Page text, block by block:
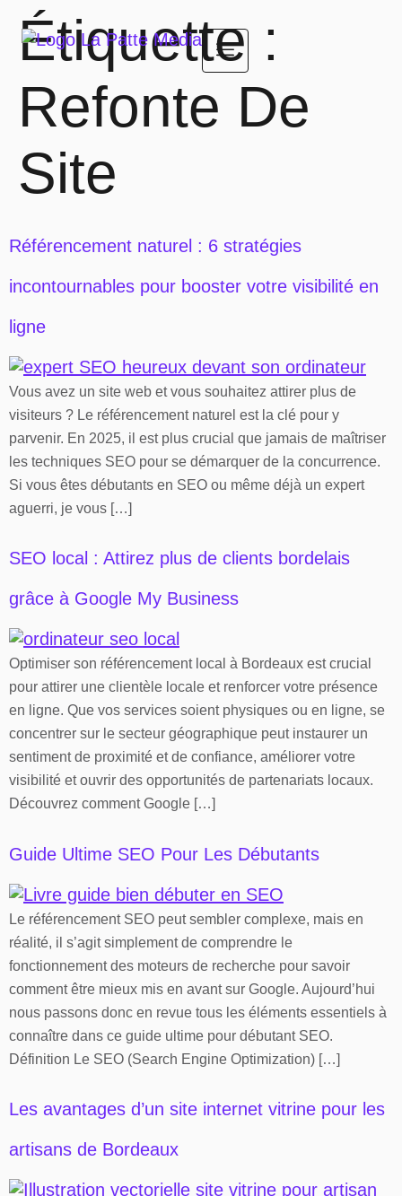
Étiquette :
Refonte De
Site
Référencement naturel : 6 stratégies
incontournables pour booster votre visibilité en
ligne
Vous avez un site web et vous souhaitez attirer plus de
visiteurs ? Le référencement naturel est la clé pour y
parvenir. En 2025, il est plus crucial que jamais de maîtriser
les techniques SEO pour se démarquer de la concurrence.
Si vous êtes débutants en SEO ou même déjà un expert
aguerri, je vous […]
SEO local : Attirez plus de clients bordelais
grâce à Google My Business
Optimiser son référencement local à Bordeaux est crucial
pour attirer une clientèle locale et renforcer votre présence
en ligne. Que vos services soient physiques ou en ligne, se
concentrer sur le secteur géographique peut instaurer un
sentiment de proximité et de confiance, améliorer votre
visibilité et ouvrir des opportunités de partenariats locaux.
Découvrez comment Google […]
Guide Ultime SEO Pour Les Débutants
Le référencement SEO peut sembler complexe, mais en
réalité, il s’agit simplement de comprendre le
fonctionnement des moteurs de recherche pour savoir
comment être mieux mis en avant sur Google. Aujourd’hui
nous passons donc en revue tous les éléments essentiels à
connaître dans ce guide ultime pour débutant SEO.
Définition Le SEO (Search Engine Optimization) […]
Les avantages d’un site internet vitrine pour les
artisans de Bordeaux